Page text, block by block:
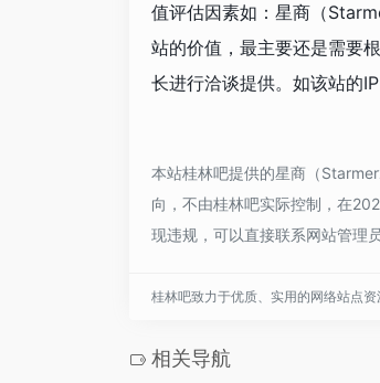
值评估因素如：星商（
站的价值，最主要还是需要
长进行洽谈提供。如该站的
本站桂林吧提供的星商（
向，不由桂林吧实际控制，在
现违规，可以直接联系网站管理
桂林吧致力于优质、实用的网络站点资
相关导航